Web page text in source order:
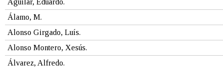
Aguilar, Eduardo.
Álamo, M.
Alonso Girgado, Luís.
Alonso Montero, Xesús.
Álvarez, Alfredo.